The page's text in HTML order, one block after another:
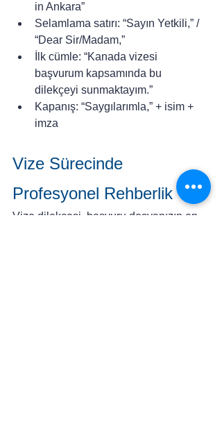
in Ankara”
Selamlama satırı: “Sayın Yetkili,” /
“Dear Sir/Madam,”
İlk cümle: “Kanada vizesi
başvurum kapsamında bu
dilekçeyi sunmaktayım.”
Kapanış: “Saygılarımla,” + isim +
imza
Vize Sürecinde
Profesyonel Rehberlik
Vize dilekçesi, başvuru dosyanızın en